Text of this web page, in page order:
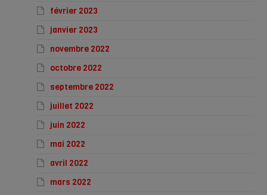
février 2023
janvier 2023
novembre 2022
octobre 2022
septembre 2022
juillet 2022
juin 2022
mai 2022
avril 2022
mars 2022